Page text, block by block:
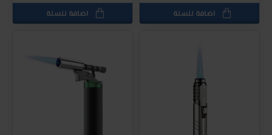
اضافة للسلة اضافة للسلة